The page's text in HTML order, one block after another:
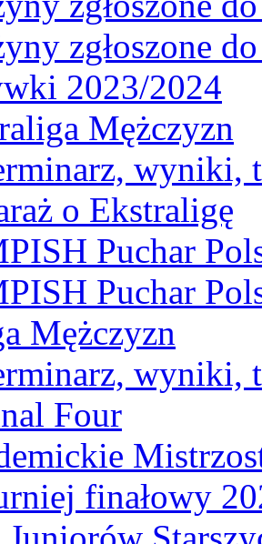
zgłoszone
2023/2024
Mężczyzn
wyniki,
o Ekstraligę
Puchar
Puchar
Mężczyzn
wyniki,
Four
finałowy